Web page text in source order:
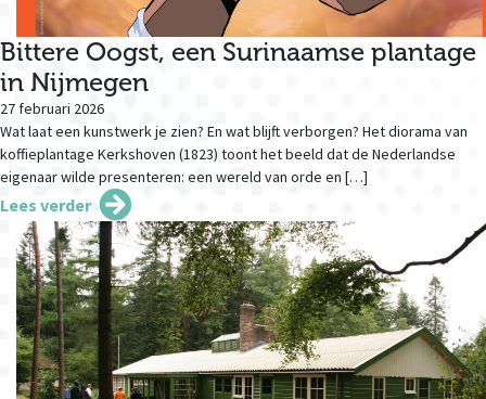
Bittere Oogst, een Surinaamse plantage
in Nijmegen
27 februari 2026
Wat laat een kunstwerk je zien? En wat blijft verborgen? Het diorama van
koffieplantage Kerkshoven (1823) toont het beeld dat de Nederlandse
eigenaar wilde presenteren: een wereld van orde en […]
Lees verder